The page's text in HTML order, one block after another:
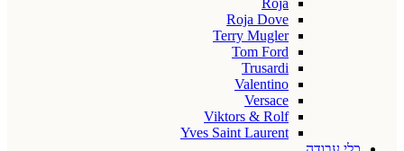
Roja
Roja Dove
Terry Mugler
Tom Ford
Trusardi
Valentino
Versace
Viktors & Rolf
Yves Saint Laurent